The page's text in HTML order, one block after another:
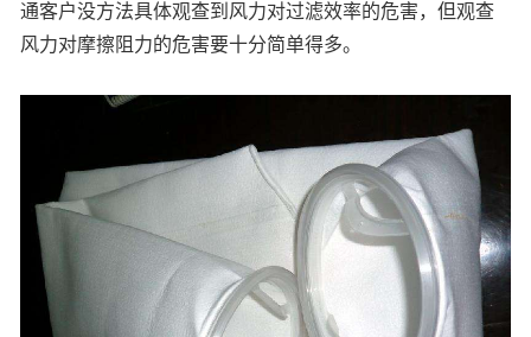
通客户没方法具体观查到风力对过滤效率的危害，但观查
风力对摩擦阻力的危害要十分简单得多。